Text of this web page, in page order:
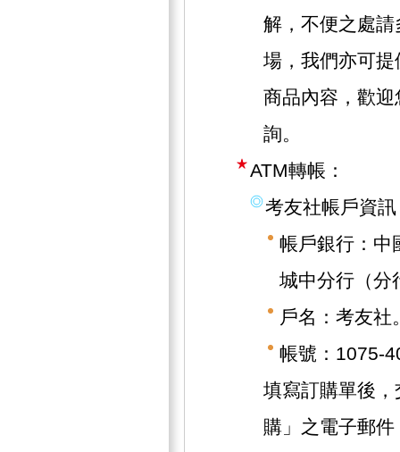
解，不便之處
場，我們亦可
商品內容，歡
詢。
ATM轉帳：
考友社帳戶資
帳戶銀行：中
城中分行（分
戶名：考友社
帳號：1075-
填寫訂購單後
購」之電子郵